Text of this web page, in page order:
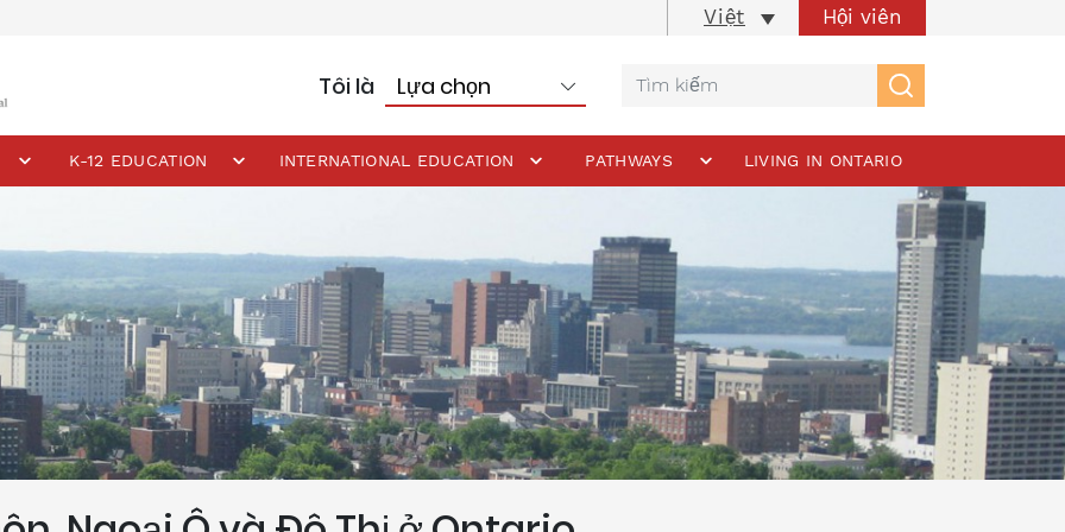
Việt Hội viên
Tôi là
K-12 EDUCATION INTERNATIONAL EDUCATION PATHWAYS LIVING IN ONTARIO